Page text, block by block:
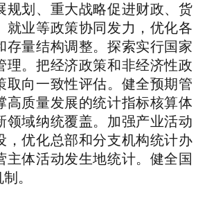
规划、重大战略促进财政、货
就业等政策协同发力，优化各
存量结构调整。探索实行国家
理。把经济政策和非经济性政
取向一致性评估。健全预期管
高质量发展的统计指标核算体
领域纳统覆盖。加强产业活动
，优化总部和分支机构统计办
主体活动发生地统计。健全国
。